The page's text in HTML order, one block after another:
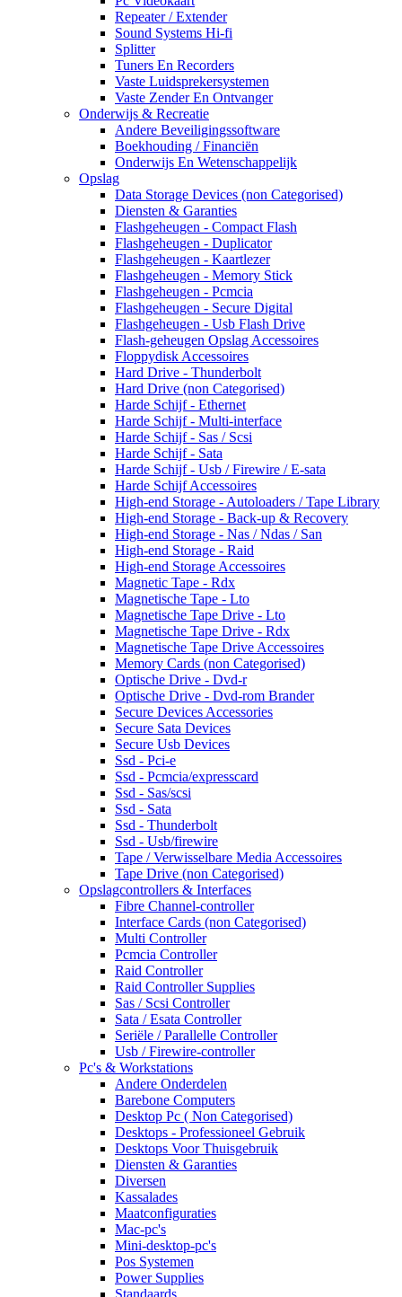
Repeater / Extender
Sound Systems Hi-fi
Splitter
Tuners En Recorders
Vaste Luidsprekersystemen
Vaste Zender En Ontvanger
Onderwijs & Recreatie
Andere Beveiligingssoftware
Boekhouding / Financiën
Onderwijs En Wetenschappelijk
Opslag
Data Storage Devices (non Categorised)
Diensten & Garanties
Flashgeheugen - Compact Flash
Flashgeheugen - Duplicator
Flashgeheugen - Kaartlezer
Flashgeheugen - Memory Stick
Flashgeheugen - Pcmcia
Flashgeheugen - Secure Digital
Flashgeheugen - Usb Flash Drive
Flash-geheugen Opslag Accessoires
Floppydisk Accessoires
Hard Drive - Thunderbolt
Hard Drive (non Categorised)
Harde Schijf - Ethernet
Harde Schijf - Multi-interface
Harde Schijf - Sas / Scsi
Harde Schijf - Sata
Harde Schijf - Usb / Firewire / E-sata
Harde Schijf Accessoires
High-end Storage - Autoloaders / Tape Library
High-end Storage - Back-up & Recovery
High-end Storage - Nas / Ndas / San
High-end Storage - Raid
High-end Storage Accessoires
Magnetic Tape - Rdx
Magnetische Tape - Lto
Magnetische Tape Drive - Lto
Magnetische Tape Drive - Rdx
Magnetische Tape Drive Accessoires
Memory Cards (non Categorised)
Optische Drive - Dvd-r
Optische Drive - Dvd-rom Brander
Secure Devices Accessories
Secure Sata Devices
Secure Usb Devices
Ssd - Pci-e
Ssd - Pcmcia/expresscard
Ssd - Sas/scsi
Ssd - Sata
Ssd - Thunderbolt
Ssd - Usb/firewire
Tape / Verwisselbare Media Accessoires
Tape Drive (non Categorised)
Opslagcontrollers & Interfaces
Fibre Channel-controller
Interface Cards (non Categorised)
Multi Controller
Pcmcia Controller
Raid Controller
Raid Controller Supplies
Sas / Scsi Controller
Sata / Esata Controller
Seriële / Parallelle Controller
Usb / Firewire-controller
Pc's & Workstations
Andere Onderdelen
Barebone Computers
Desktop Pc ( Non Categorised)
Desktops - Professioneel Gebruik
Desktops Voor Thuisgebruik
Diensten & Garanties
Diversen
Kassalades
Maatconfiguraties
Mac-pc's
Mini-desktop-pc's
Pos Systemen
Power Supplies
Standaards